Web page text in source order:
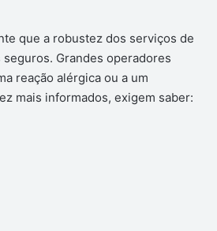
que a robustez dos serviços de
Grandes operadores
reação alérgica ou a um
mais informados, exigem saber: